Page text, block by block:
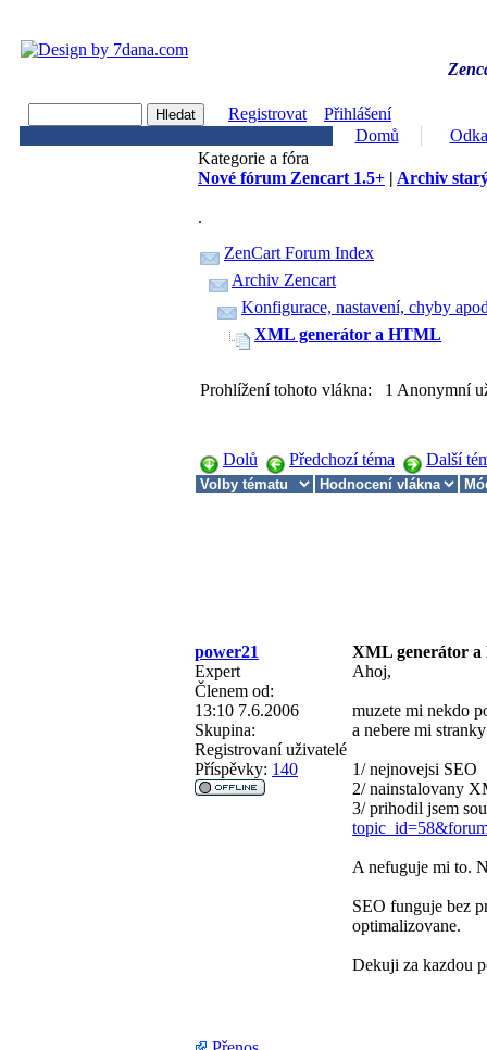
Registrovat
Přihlášení
Domů
Kategorie a fóra
Nové fórum Zencart 1.5+ | Archiv
.
ZenCart Forum Index
Archiv Zencart
Konfigurace, nastavení, chyby
XML generátor a HTML
Prohlížení tohoto vlákna: 1 Anonymní
Dolů Předchozí téma Další
power21
XML generátor
Expert
Členem od:
13:10 7.6.2006
Skupina:
Registrovaní uživatelé
Příspěvky: 140
Ahoj,
muzete mi nekdo
a nebere mi
1/ nejnovejsi SEO
2/ nainstalovany
3/ prihodil jsem
A nefuguje mi to.
SEO funguje bez
optimalizovane.
Dekuji za kazdou